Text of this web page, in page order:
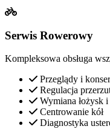
Serwis Rowerowy
Kompleksowa obsługa
Przeglądy i
Regulacja
Wymiana łożysk i
Centrowanie kół
Diagnostyka